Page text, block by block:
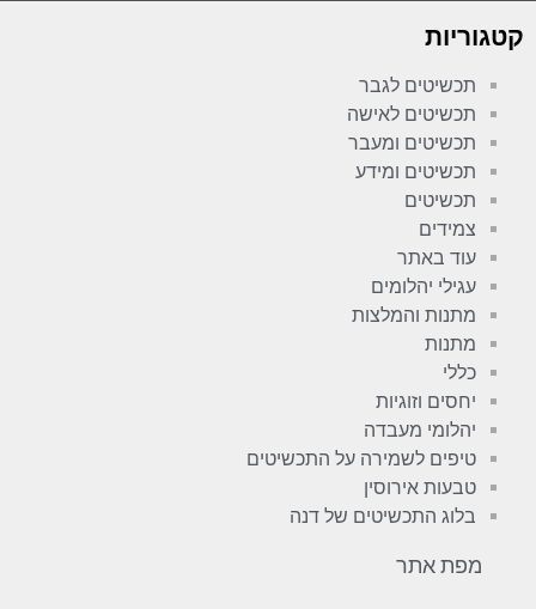
קטגוריות
תכשיטים לגבר
תכשיטים לאישה
תכשיטים ומעבר
תכשיטים ומידע
תכשיטים
צמידים
עוד באתר
עגילי יהלומים
מתנות והמלצות
מתנות
כללי
יחסים וזוגיות
יהלומי מעבדה
טיפים לשמירה על התכשיטים
טבעות אירוסין
בלוג התכשיטים של דנה
מפת אתר